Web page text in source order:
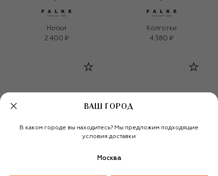
Носки
2 400 ₽
Колготки
4 380 ₽
ВАШ ГОРОД
В каком городе вы находитесь? Мы предложим подходящие
условия доставки
Москва